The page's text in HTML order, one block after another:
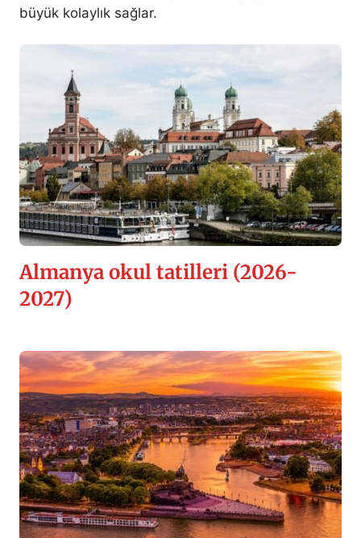
büyük kolaylık sağlar.
Almanya okul tatilleri (2026-
2027)